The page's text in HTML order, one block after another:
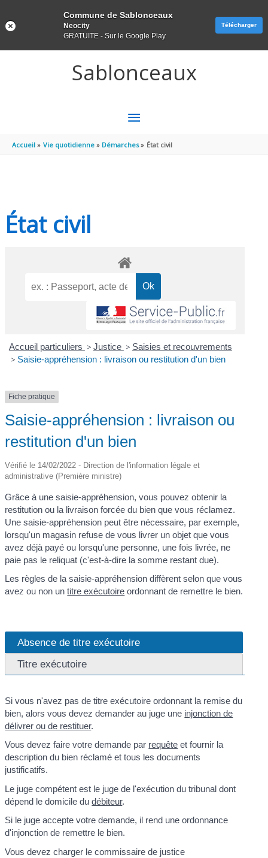
Sablonceaux
MENU
PRINCIPAL
Accueil Vie quotidienne Démarches État civil
État civil
Accueil particuliers > Justice > Saisies et recouvrements
> Saisie-appréhension : livraison ou restitution d'un bien
Fiche pratique
Saisie-appréhension : livraison ou
restitution d'un bien
Vérifié le 14/02/2022 - Direction de l'information légale et
administrative (Première ministre)
Grâce à une saisie-appréhension, vous pouvez obtenir la
restitution ou la livraison forcée du bien que vous réclamez.
Une saisie-appréhension peut être nécessaire, par exemple,
lorsqu'un magasin refuse de vous livrer un objet que vous
avez déjà payé ou lorsqu'une personne, une fois livrée, ne
paie pas le reliquat (c'est-à-dire la somme restant due).
Les règles de la saisie-appréhension diffèrent selon que vous
avez ou non untitre exécutoire ordonnant de remettre le bien.
Absence de titre exécutoire
Titre exécutoire
Si vous n'avez pas de titre exécutoire ordonnant la remise du
bien, alors vous devez demander au juge une injonction de
délivrer ou de restituer.
Vous devez faire votre demande par requête et fournir la
description du bien réclamé et tous les documents
justificatifs.
Le juge compétent est le juge de l'exécution du tribunal dont
dépend le domicile dudébiteur.
Si le juge accepte votre demande, il rend une ordonnance
d'injonction de remettre le bien.
Vous devez charger le commissaire de justice
Commune de Sablonceaux
Neocity
GRATUITE - Sur le Google Play
Télécharger